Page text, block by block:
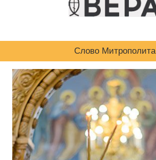
Слово Митрополита